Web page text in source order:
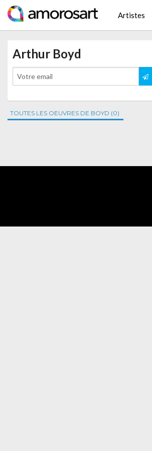
Artistes
Arthur Boyd
TOUTES LES OEUVRES DE BOYD (0)